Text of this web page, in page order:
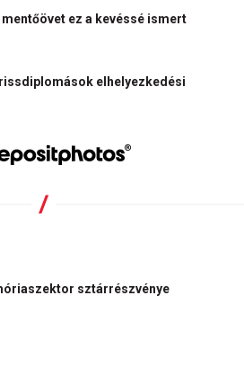
ez a kevéssé ismert
elhelyezkedési
sztárrészvénye